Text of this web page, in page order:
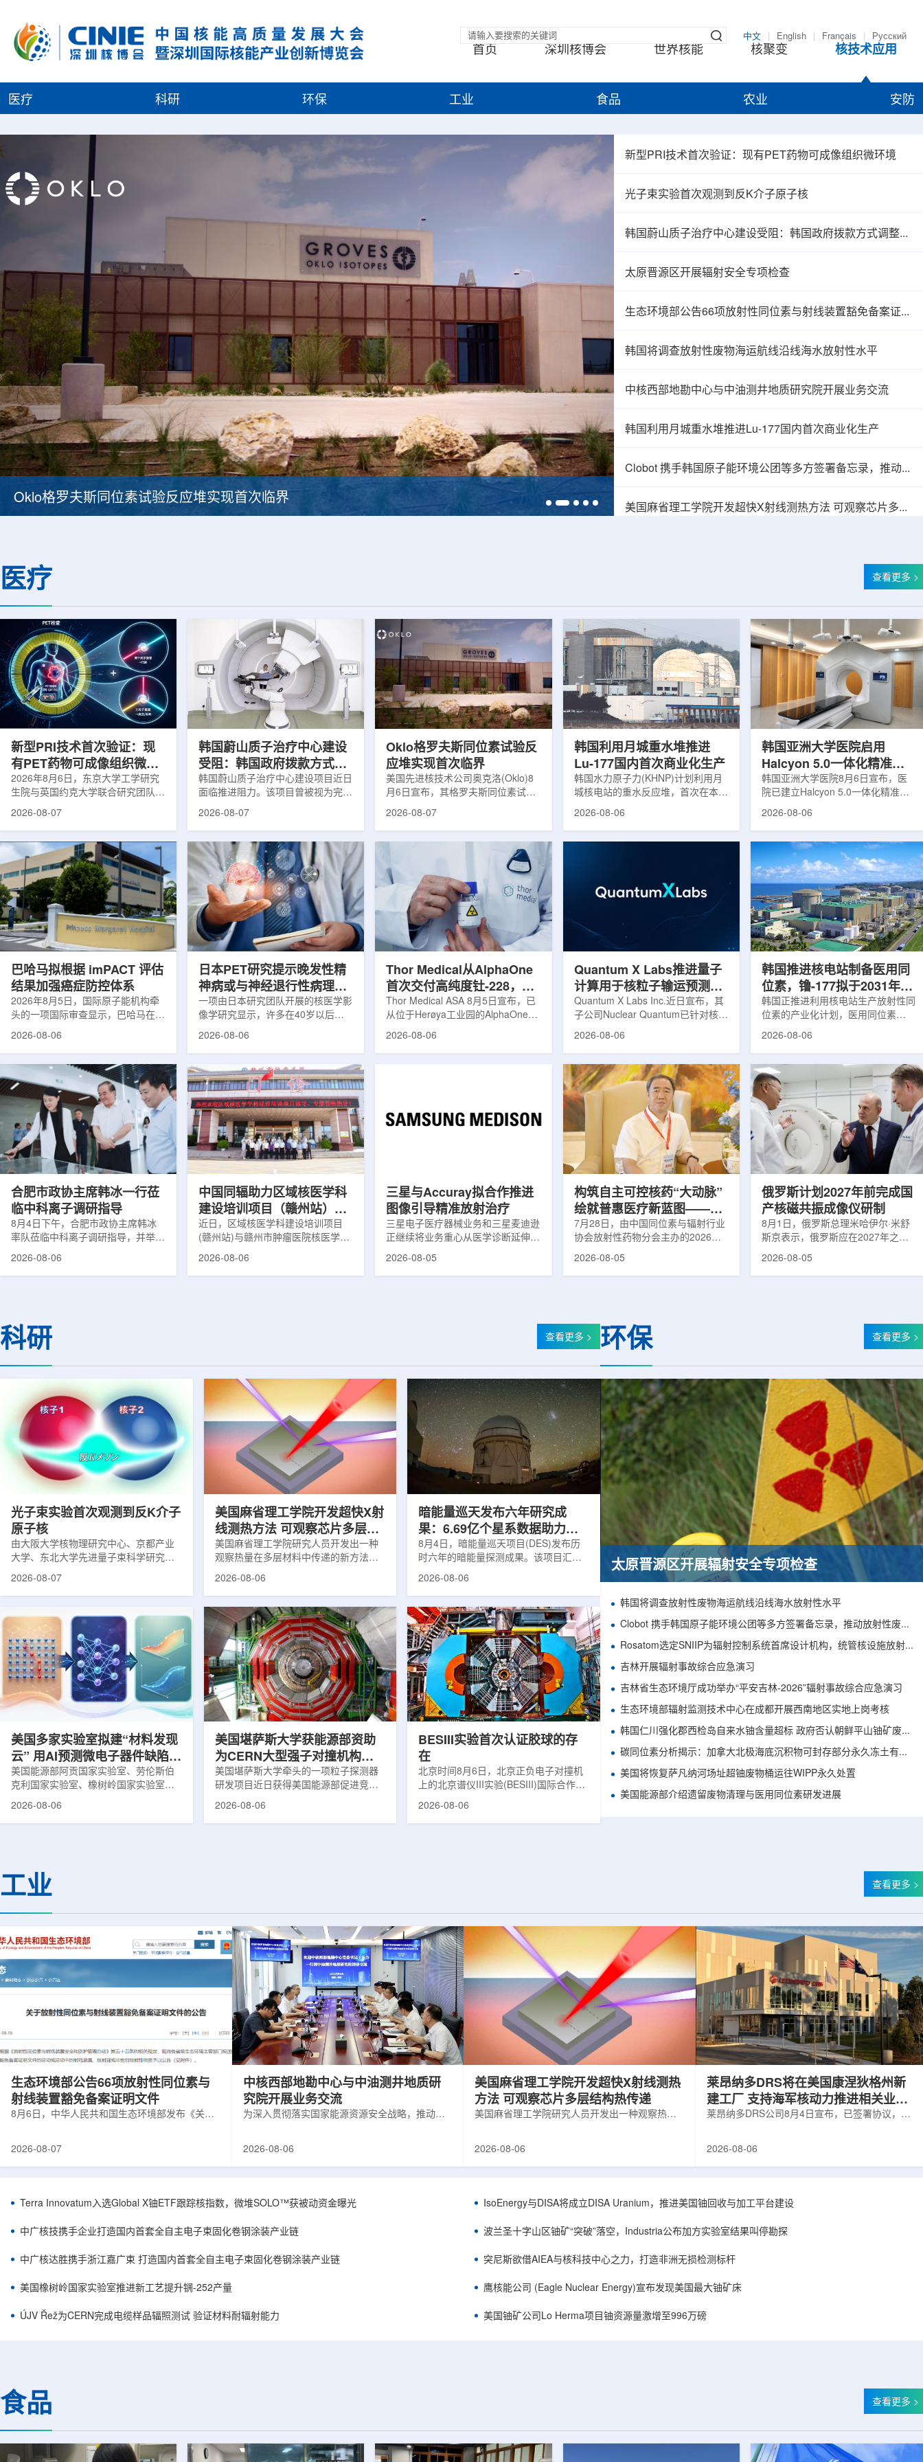
中文 English Français Русский
首页 深圳核博会 世界核能 核聚变 核技术应用
医疗 科研 环保 工业 食品 农业 安防
Oklo格罗夫斯同位素试验反应堆实现首次临界 BESIII实验首次认证胶球的存在
新型PRI技术首次验证：现有PET药物可成像组织微环境
光子束实验首次观测到反K介子原子核
韩国蔚山质子治疗中心建设受阻：韩国政府拨款方式调整影响项目推进
太原晋源区开展辐射安全专项检查
生态环境部公告66项放射性同位素与射线装置豁免备案证明文件
韩国将调查放射性废物海运航线沿线海水放射性水平
中核西部地勘中心与中油测井地质研究院开展业务交流
韩国利用月城重水堆推进Lu-177国内首次商业化生产
Clobot 携手韩国原子能环境公团等多方签署备忘录，推动放射性废物安全管理多机型机器人示范
美国麻省理工学院开发超快X射线测热方法 可观察芯片多层结构热传递
医疗 查看更多 >
新型PRI技术首次验证：现
有PET药物可成像组织微环
境
2026年8月6日，东京大学工学研究
生院与英国约克大学联合研究团队宣
布，已建立一种利用正电子三光子衰
该方法可结合现有临床PET显像剂使
用，有望为核医学影像提供观察组织
微环境的新手段。利用正电子-3光子
衰变的下一代核医学成像概念图目前
临床PET扫描主要利用正电子双光子
湮灭过程显示药物在体内的分布和积
累情况，但对组织缺氧等与疾病恶性
程度相关的微环境信息捕捉有限。...
2026-08-07
韩国蔚山质子治疗中心建设
受阻：韩国政府拨款方式调
整影响项目推进
韩国蔚山质子治疗中心建设项目近日
面临推进阻力。该项目曾被视为完善
韩国东南部区域癌症治疗体系的关键
的难度明显上升。据蔚山市8月6日
消息，蔚山市已于去年3月完成质子
治疗中心建设可行性研究及基本规划
制定服务，并开始争取国家拨款。不
过，韩国保健福祉部回复称，难以单
独为蔚山市提供大型项目资金。此
前，蔚山市曾计划通过建设质子治疗
中心，构建癌症患者可在区域内完成
2026-08-07
Oklo格罗夫斯同位素试验反
应堆实现首次临界
美国先进核技术公司奥克洛(Oklo)8
月6日宣布，其格罗夫斯同位素试验
反应堆已在低功率状态下实现可控自
格罗夫斯同位素试验反应堆设施(图
片：格罗夫斯)格罗夫斯低功率试验
反应堆位于美国得克萨斯州洛克哈
特，是美国能源部反应堆试点计划下
首个在私人土地上实现临界的反应
堆。根据奥克洛介绍，该设施从未开
发土地起步建设，完成了土建开挖、
工程建设、组件制造或采购、燃料配
2026-08-07
韩国利用月城重水堆推进
Lu-177国内首次商业化生产
韩国水力原子力(KHNP)计划利用月
城核电站的重水反应堆，首次在本土
生产用于癌症治疗的放射性同位素
元化的供应链并缩短运输时间。此次
计划的首要目标是实现镥-177的商业
化生产，预计在2028年进行试生
产，并在2031年开始全面量产。之
后，韩国水力原子力还将扩大生产范
2026-08-06
韩国亚洲大学医院启用
Halcyon 5.0一体化精准放
射治疗方案
韩国亚洲大学医院8月6日宣布，医
院已建立Halcyon 5.0一体化精准放
射治疗解决方案，并开始全面用于患
实时运动管理整合到同一治疗流程
中，用于提升图像引导放射治疗的精
准度和安全性。此次实施方案以
Halcyon系统软件5.0版本为基础，集
成高分辨率锥形束CT成像系统
HyperSight、六自由度患者定位台
Dynamic Couch，以及表面引导放
射治疗系统IDENTIFY。亚洲大学医
2026-08-06
巴哈马拟根据 imPACT 评估
结果加强癌症防控体系
2026年8月5日，国际原子能机构牵
头的一项国际审查显示，巴哈马在加
强癌症治疗服务方面具备进一步提升
治疗效果提出了路线图。巴哈马拿骚
玛格丽特公主医院(图片：Pelow
Media/Adobe Stock)这项 imPACT
评估由国际原子能机构、世界卫生组
织/泛美卫生组织和国际癌症研究机
构共同开展，应巴哈马卫生与健康部
请求进行，重点评估该国癌症防控能
力和实际需求。6月9日至11日，专
2026-08-06
日本PET研究提示晚发性精
神病或与神经退行性病理相
关
一项由日本研究团队开展的核医学影
像学研究显示，许多在40岁以后首
次出现幻觉、妄想等精神病性症状的
常沉积。研究纳入37名晚发性精神
病患者和47名年龄匹配的健康对照
者。研究人员采用淀粉样蛋白PET示
踪剂^11C-PiB，以及tau蛋白PET示
踪剂^18F-florzolotau，对受试者大
脑中的β-淀粉样蛋白和tau蛋白积累
情况进行评估。结果显示，晚发性精
2026-08-06
Thor Medical从AlphaOne
首次交付高纯度钍-228，商
业供货启动
Thor Medical ASA 8月5日宣布，已
从位于Herøya工业园的AlphaOne生
产设施完成首批高纯度钍-228(Th-
工业规模制造的开始，首批客户交付
表明公司已完成从产能建设到利用首
2026-08-06
Quantum X Labs推进量子
计算用于核粒子输运预测模
拟
Quantum X Labs Inc.近日宣布，其
子公司Nuclear Quantum已针对核工
业计算模拟中的一项瓶颈提出新方
算密集型场景。据介绍，传统粒子输
运模拟在核医学系统设计中具有重要
作用，但往往需要大量计算资源，并
伴随较长运行时间，影响研发和优化
效率。Nuclear Quantum此次提出的
技术，旨在把物理输运模型转化为量
子电路，使粒子传播和随机游走动力
学能够直接在量子计算框架中表示和
2026-08-06
韩国推进核电站制备医用同
位素，镥-177拟于2031年商
业化生产
韩国正推进利用核电站生产放射性同
位素的产业化计划，医用同位素
镥-177(Lu-177)被列为首个商业化目
产，后续还可能将产品范围扩大至
钴-60、氚-3和氦-3等同位素。Lu-
177是当前全球放射性药物市场中应
用较广的治疗性放射性同位素，可用
于前列腺癌、神经内分泌肿瘤等疾病
相关放射性药物。此前，韩国所需
Lu-177完全依赖进口。由于其半衰
期约为6.6天，从生产、运输到药物
2026-08-06
合肥市政协主席韩冰一行莅
临中科离子调研指导
8月4日下午，合肥市政协主席韩冰
率队莅临中科离子调研指导，并举行
座谈交流。市人大常委会副主任雍凤
经理陈永华，副总经理丁开忠、李
俊、光若怀陪同。韩冰一行详细了解
破、成果转化落地及产业化发展等方
面开...
2026-08-06
中国同辐助力区域核医学科
建设培训项目（赣州站）与
赣州市肿瘤医院核医学诊疗
高质量建设项目同步启动
近日，区域核医学科建设培训项目
(赣州站)与赣州市肿瘤医院核医学诊
疗高质量建设项目在赣州市肿瘤医院
示，核医学在肿瘤等重大疾病...
2026-08-06
三星与Accuray拟合作推进
图像引导精准放射治疗
三星电子医疗器械业务和三星麦迪逊
正继续将业务重心从医学诊断延伸至
治疗领域。8月5日，三星HME美国
人放射外科平台CyberKnife相结合。
连接起来，使医务人员能够更准确地
确...
2026-08-05
构筑自主可控核药“大动脉”
绘就普惠医疗新蓝图——专
访中国同辐总工程师、中核
集团首席科学家刘蕴韬
7月28日，由中国同位素与辐射行业
协会放射性药物分会主办的2026年
放射性药物创新发展大会在山西省太
辐党委委员、总工程师、中核集团首
席科学家刘蕴韬接受记者专访时表
持续缩小城乡核医疗资源差距。同
时，以...
2026-08-05
俄罗斯计划2027年前完成国
产核磁共振成像仪研制
8月1日，俄罗斯总理米哈伊尔·米舒
斯京表示，俄罗斯应在2027年之前
完成国产核磁共振成像仪的研制工
科表示，相关研发工作正由俄罗斯国
家原子能公司推进，并称该设备预计
核磁共振成像仪。该设备若按计划
完...
2026-08-05
科研 查看更多 >
光子束实验首次观测到反K介子
原子核
由大阪大学核物理研究中心、京都产业
大学、东北大学先进量子束科学研究中
台湾中央研究院和加拿大萨斯喀彻温大
LEPS2/Solenoid合作组，首次利用光子
束实验观测到含有反K介子的原子核。这
一成果为确认反K介子原子核的存在提供
了新的实验证据，也为理解高密度核物
质和中性子星内部结构提供了重要线
索。研究团队在日本兵库县大型同步辐
射设施SP...
2026-08-07
美国麻省理工学院开发超快X射
线测热方法 可观察芯片多层结
构热传递
美国麻省理工学院研究人员开发出一种
观察热量在多层材料中传递的新方法，
于《自然通讯》。随着计算机芯片尺寸
不断缩小、功率密度持续提高，器件过
热正成为限制性能提升的重要因素。传
统热流测量方法在面对真实电子器件的
多层结构时存在局限，例如常用的时域
热反射法难以区分不同材料层中的热传
输情况，红外成像等方法也难以在微小
尺度上捕捉快速变化。为解决这一问
题...
2026-08-06
暗能量巡天发布六年研究成
果：6.69亿个星系数据助力约
束宇宙加速膨胀
8月4日，暗能量巡天项目(DES)发布历
时六年的暗能量探测成果。该项目汇总
6.69亿个星系、数千个星系团以及3000
多颗超新星的信息，用于研究宇宙加速
膨胀和宇宙结构演化。为了实现DES，
费米实验室制造了一台极其灵敏的5.7亿
像素数字相机DECam，并将其安装在位
于智利安第斯山脉的美国国家科学基金
会托洛洛山美洲际天文台的布兰科4米望
远镜上。(图片由Reidar Hahn/费米国家
加速...
2026-08-06
美国多家实验室拟建“材料发现
云” 用AI预测微电子器件缺陷影
响
美国能源部阿贡国家实验室、劳伦斯伯
克利国家实验室、橡树岭国家实验室和
西北大学的研究人员正计划开发材料发
高性能计算，用于预测微小缺陷如何影
响微电子器件的性能和寿命。(图片由
工...
2026-08-06
美国堪萨斯大学获能源部资助
为CERN大型强子对撞机构建
新一代探测器
美国堪萨斯大学牵头的一项粒子探测器
研发项目近日获得美国能源部促进竞争
性研究的既定计划(DOE EPSCoR)资
2026-08-06
BESIII实验首次认证胶球的存
在
北京时间8月6日，北京正负电子对撞机
上的北京谱仪III实验(BESIII)国际合作组
在巴西举行的国际高能物理大会(ICHEP
互...
2026-08-06
环保 查看更多 >
太原晋源区开展辐射安全专项检查
韩国将调查放射性废物海运航线沿线海水放射性水平
Clobot 携手韩国原子能环境公团等多方签署备忘录，推动放射性废物安全管理多机型机器人示范
Rosatom选定SNIIP为辐射控制系统首席设计机构，统管核设施放射仪表标准化与进口替代保障
吉林开展辐射事故综合应急演习
吉林省生态环境厅成功举办“平安吉林-2026”辐射事故综合应急演习
生态环境部辐射监测技术中心在成都开展西南地区实地上岗考核
韩国仁川强化郡西检岛自来水铀含量超标 政府否认朝鲜平山铀矿废水影响
碳同位素分析揭示：加拿大北极海底沉积物可封存部分永久冻土有机碳
美国将恢复萨凡纳河场址超铀废物桶运往WIPP永久处置
美国能源部介绍遗留废物清理与医用同位素研发进展
工业 查看更多 >
生态环境部公告66项放射性同位素与
射线装置豁免备案证明文件
8月6日，中华人民共和国生态环境部发布《关于
将各省级生态环境主管部门报送的、已获得豁免
置、放射源或非密封放射性物质予以公告。随公
告发布的汇总表共列出66项备案记录，涉及山
东、天津、上海、河北、四川、甘肃、安徽、河
南、辽宁等地相关单位。备案内容涵盖...
2026-08-07
中核西部地勘中心与中油测井地质研
究院开展业务交流
为深入贯彻落实国家能源资源安全战略，推动油
地质研究院，开展专项技术交流研讨。会上，中
内油气测井成套装备、井下探测、岩石物理实
验、智能测井解释、深井探测及多源地质数据解
析等成熟技术体系，并结合实战案例分享了含油
气盆地铀矿勘查经验。王乐力介绍了西部中...
2026-08-06
美国麻省理工学院开发超快X射线测热
方法 可观察芯片多层结构热传递
美国麻省理工学院研究人员开发出一种观察热量
寸不断缩小、功率密度持续提高，器件过热正成
在面对真实电子器件的多层结构时存在局限，例
如常用的时域热反射法难以区分不同材料层中的
热传输情况，红外成像等方法也难以在微小尺度
上捕捉快速变化。为解决这一问题...
2026-08-06
莱昂纳多DRS将在美国康涅狄格州新
建工厂 支持海军核动力推进相关业务
增长
莱昂纳多DRS公司8月4日宣布，已签署协议，将
并为公司在核能领域的后续增长提供空间和基础
尔德帕克里奇路120号，占地约14.1087万平方英
尺。工厂建成后，将整合目前分布在康涅狄格州
丹伯里和贝瑟尔三个地点的业务。该设施预计于
2027年初投入使用，若最终设计和租户装修工...
2026-08-06
Terra Innovatum入选Global X铀ETF跟踪核指数，微堆SOLO™获被动资金曝光
中广核技携手企业打造国内首套全自主电子束固化卷钢涂装产业链
中广核达胜携手浙江嘉广束 打造国内首套全自主电子束固化卷钢涂装产业链
美国橡树岭国家实验室推进新工艺提升锎-252产量
ÚJV Řež为CERN完成电缆样品辐照测试 验证材料耐辐射能力
IsoEnergy与DISA将成立DISA Uranium，推进美国铀回收与加工平台建设
波兰圣十字山区铀矿“突破”落空，Industria公布加方实验室结果叫停勘探
突尼斯欲借AIEA与核科技中心之力，打造非洲无损检测标杆
鹰核能公司 (Eagle Nuclear Energy)宣布发现美国最大铀矿床
美国铀矿公司Lo Herma项目铀资源量激增至996万磅
食品 查看更多 >